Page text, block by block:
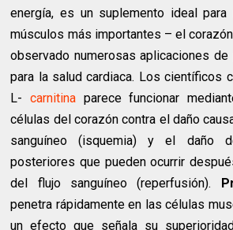
energía, es un suplemento ideal
músculos más importantes – el
observado numerosas aplicaciones de
para la salud cardiaca. Los científicos
L-carnitina parece funcionar
células del corazón contra el daño
sanguíneo (isquemia) y el daño
posteriores que pueden ocurrir
del flujo sanguíneo (reperfusión).
penetra rápidamente en las células
un efecto que señala su